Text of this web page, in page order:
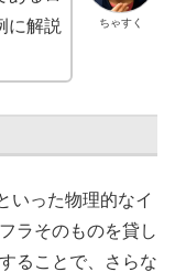
ちゃすく
に解説
いった物理的なイ
ラそのものを貸し
ることで、さらな